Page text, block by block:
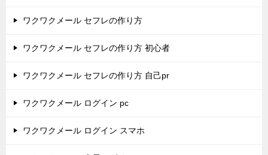
ワクワクメール セフレの作り方
ワクワクメール セフレの作り方 初心者
ワクワクメール セフレの作り方 自己pr
ワクワクメール ログイン pc
ワクワクメール ログイン スマホ